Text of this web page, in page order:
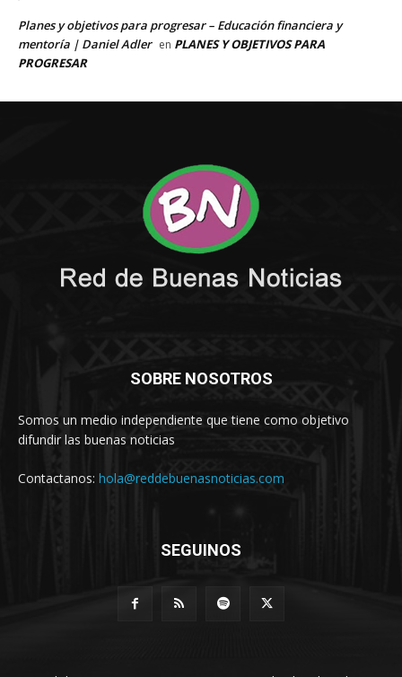
SOBRE NOSOTROS
Somos un medio independiente que tiene como objetivo
difundir las buenas noticias
Contactanos: hola@reddebuenasnoticias.com
SEGUINOS